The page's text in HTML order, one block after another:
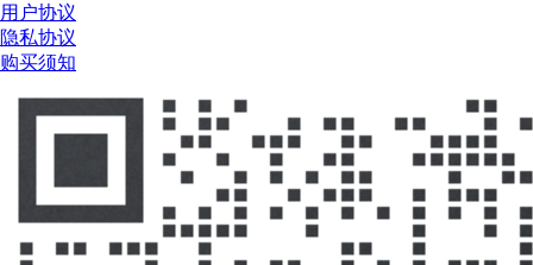
用户协议
隐私协议
购买须知